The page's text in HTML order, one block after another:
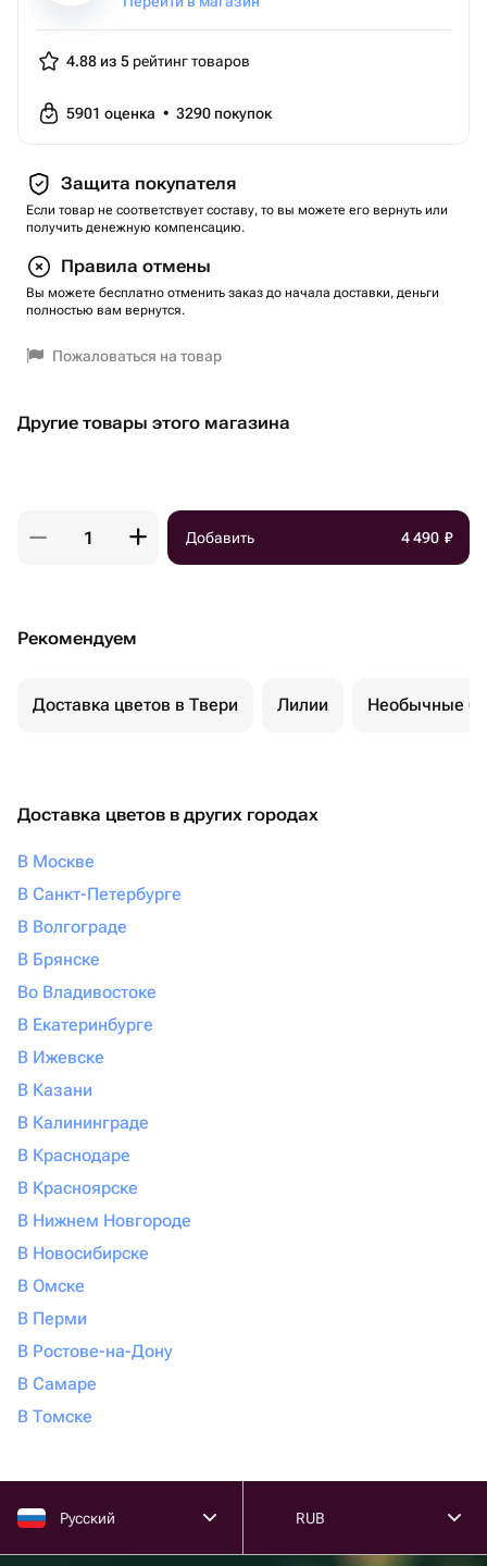
4.88 из 5 рейтинг товаров
5901 оценка • 3290 покупок
Защита покупателя
Если товар не соответствует составу, то вы можете его вернуть или
получить денежную компенсацию.
Правила отмены
Вы можете бесплатно отменить заказ до начала доставки, деньги
полностью вам вернутся.
Пожаловаться на товар
Другие товары этого магазина
Добавить 4 490 ₽
Рекомендуем
Доставка цветов в Твери Лилии Необычные
Доставка цветов в других городах
В Москве
В Санкт-Петербурге
В Волгограде
В Брянске
Во Владивостоке
В Екатеринбурге
В Ижевске
В Казани
В Калининграде
В Краснодаре
В Красноярске
В Нижнем Новгороде
В Новосибирске
В Омске
В Перми
В Ростове-на-Дону
В Самаре
В Томске
Русский RUB